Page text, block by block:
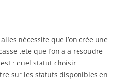
nécessite que l’on crée une
tête que l’on a a résoudre
est : quel statut choisir.
sur les statuts disponibles en